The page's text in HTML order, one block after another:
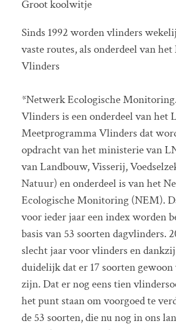
Groot koolwitje
Sinds 1992 worden vlinders
vaste routes, als onderdeel van
Vlinders
*Netwerk Ecologische
Vlinders is een onderdeel van het
Meetprogramma Vlinders dat
opdracht van het ministerie van
van Landbouw, Visserij,
Natuur) en onderdeel is van het
Ecologische Monitoring (NEM).
voor ieder jaar een index worden
basis van 53 soorten dagvlinders.
slecht jaar voor vlinders en
duidelijk dat er 17 soorten
zijn. Dat er nog eens tien
het punt staan om voorgoed te
de 53 soorten, die nu nog in ons